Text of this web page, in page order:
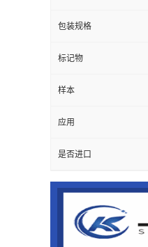
包装规格
标记物
样本
应用
是否进口